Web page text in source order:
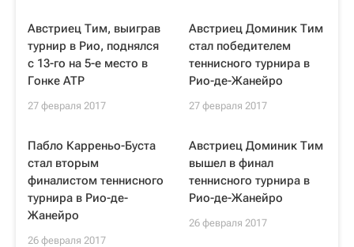
Австриец Тим, выиграв
турнир в Рио, поднялся
с 13-го на 5-е место в
Гонке ATP
27 февраля 2017
Австриец Доминик Тим
стал победителем
теннисного турнира в
Рио-де-Жанейро
27 февраля 2017
Пабло Карреньо-Буста
стал вторым
финалистом теннисного
турнира в Рио-де-
Жанейро
26 февраля 2017
Австриец Доминик Тим
вышел в финал
теннисного турнира в
Рио-де-Жанейро
26 февраля 2017